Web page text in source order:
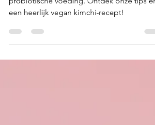
Gut health, een hot topic
Verbeter je darmgezondheid met